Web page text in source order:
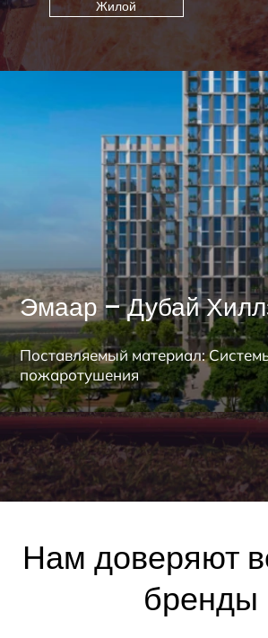
Жилой
Эмаар – Дубай
Поставляемый материал:
пожаротушения
Нам доверяют
бренды